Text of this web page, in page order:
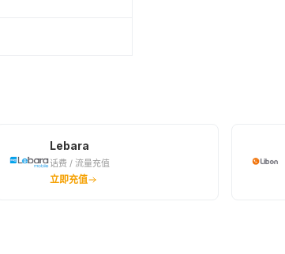
Lebara
话费 / 流量充值
立即充值